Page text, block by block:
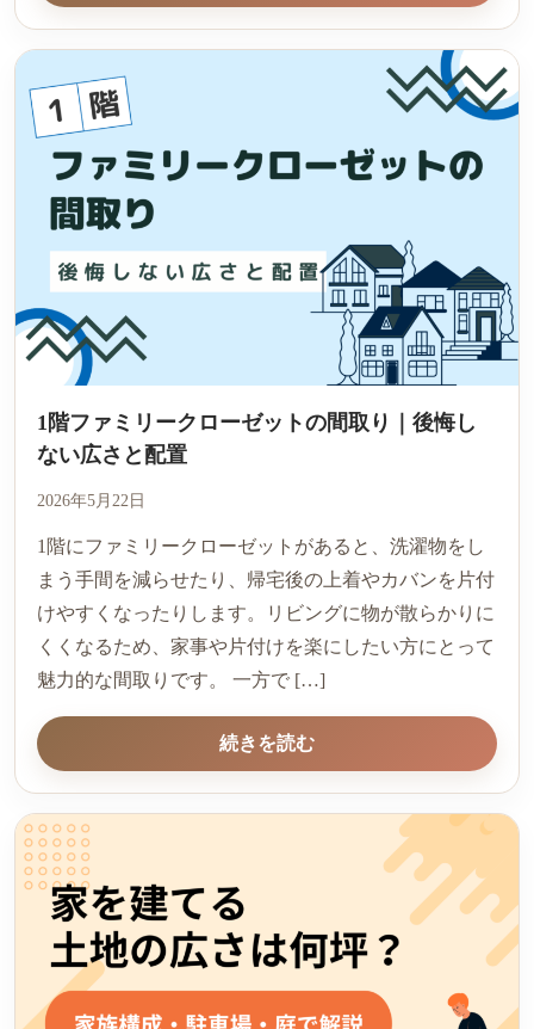
1階ファミリークローゼットの間取り｜後悔し
ない広さと配置
2026年5月22日
1階にファミリークローゼットがあると、洗濯物をし
まう手間を減らせたり、帰宅後の上着やカバンを片付
けやすくなったりします。リビングに物が散らかりに
くくなるため、家事や片付けを楽にしたい方にとって
魅力的な間取りです。 一方で […]
続きを読む